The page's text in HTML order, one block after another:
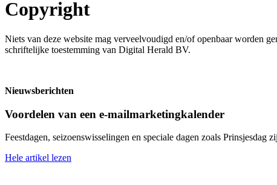
Copyright
Niets van deze website mag verveelvoudigd en/of openbaar worden
schriftelijke toestemming van Digital Herald BV.
Nieuwsberichten
Voordelen van een e-mailmarketingkalender
Feestdagen, seizoenswisselingen en speciale dagen zoals
Hele artikel lezen